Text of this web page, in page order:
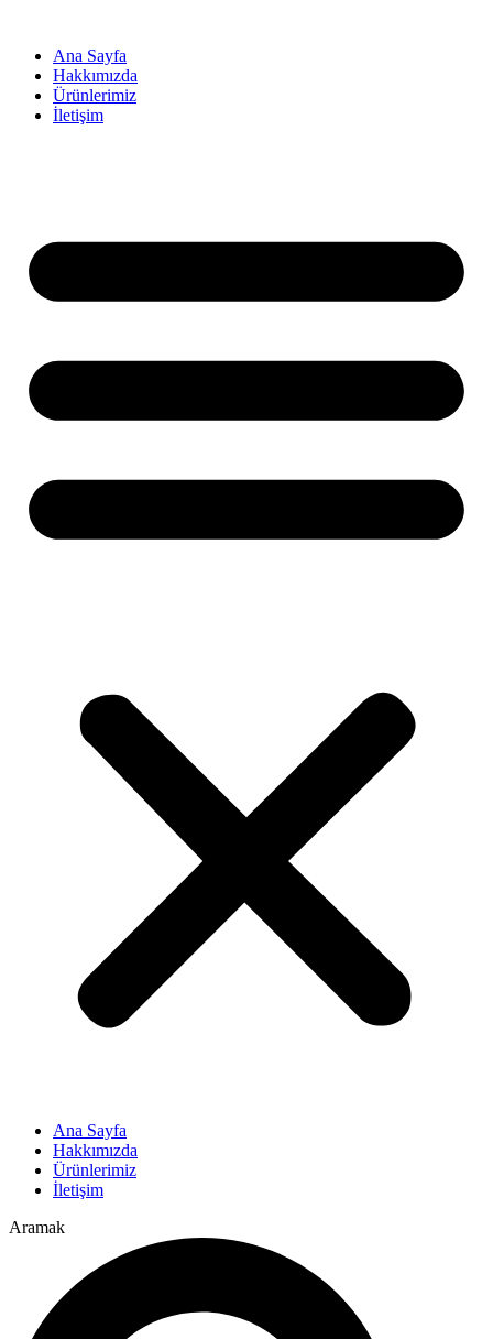
Ana Sayfa
Hakkımızda
Ürünlerimiz
İletişim
Ana Sayfa
Hakkımızda
Ürünlerimiz
İletişim
Aramak